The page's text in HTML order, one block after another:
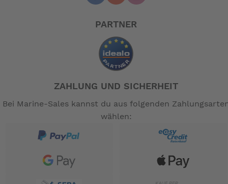
PARTNER
ZAHLUNG UND SICHERHEIT
Bei Marine-Sales kannst du aus folgenden
wählen: